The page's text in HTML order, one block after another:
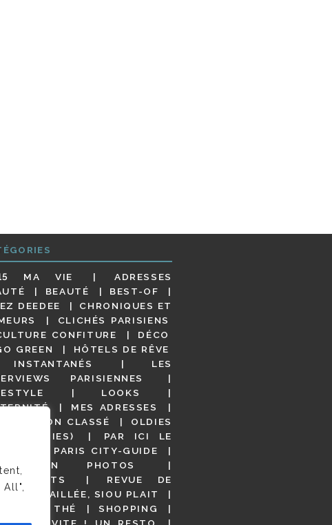
MA VIE
ADRESSES
BEAUTÉ
BEST-OF
DEEDEE
CHRONIQUES ET
CLICHÉS PARISIENS
CONFITURE
DÉCO
GREEN
HÔTELS DE RÊVE
INSTANTANÉS
LES
PARISIENNES
LOOKS
MES ADRESSES
NON CLASSÉ
OLDIES
GOODIES)
PAR ICI LE
!
PARIS CITY-GUIDE
EN PHOTOS
REVUE DE
DÉTAILLÉE, SIOU PLAIT
DE THÉ
SHOPPING
VITE ! UN RESTO